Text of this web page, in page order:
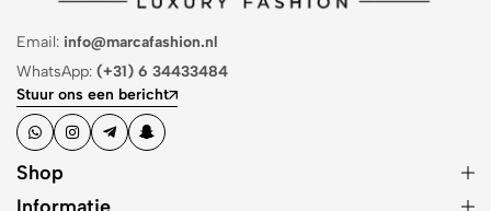
Email: info@marcafashion.nl
WhatsApp: (+31) 6 34433484
Stuur ons een bericht
Shop